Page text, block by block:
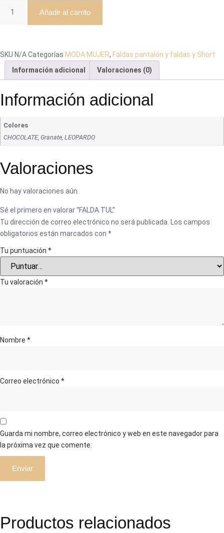
Añadir al carrito
SKU N/ACategorías MODA MUJER, Faldas pantalón y faldas y Short
Información adicional
Valoraciones (0)
Información adicional
Colores
CHOCOLATE, Granate, LEOPARDO
Valoraciones
No hay valoraciones aún.
Sé el primero en valorar “FALDA TUL”
Tu dirección de correo electrónico no será publicada. Los campos
obligatorios están marcados con *
Tu puntuación *
Tu valoración *
Nombre *
Correo electrónico *
Guarda mi nombre, correo electrónico y web en este navegador para
la próxima vez que comente.
Productos relacionados